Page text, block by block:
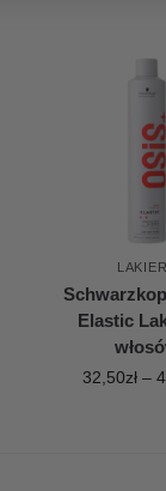
Elastic
32,50zł –